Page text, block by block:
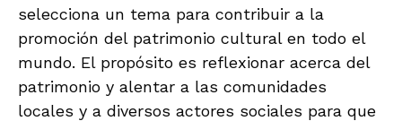
selecciona un tema para contribuir a la
promoción del patrimonio cultural en todo el
mundo. El propósito es reflexionar acerca del
patrimonio y alentar a las comunidades
locales y a diversos actores sociales para que